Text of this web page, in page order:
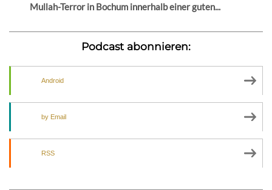
Mullah-Terror in Bochum innerhalb einer guten...
Podcast abonnieren:
Android
by Email
RSS